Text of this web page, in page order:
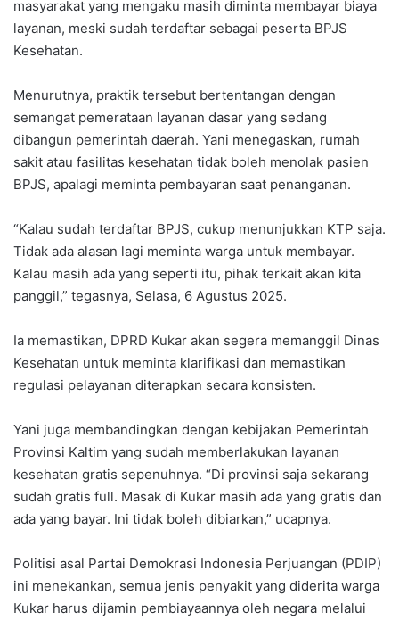
masyarakat yang mengaku masih diminta membayar biaya
layanan, meski sudah terdaftar sebagai peserta BPJS
Kesehatan.
Menurutnya, praktik tersebut bertentangan dengan
semangat pemerataan layanan dasar yang sedang
dibangun pemerintah daerah. Yani menegaskan, rumah
sakit atau fasilitas kesehatan tidak boleh menolak pasien
BPJS, apalagi meminta pembayaran saat penanganan.
“Kalau sudah terdaftar BPJS, cukup menunjukkan KTP saja.
Tidak ada alasan lagi meminta warga untuk membayar.
Kalau masih ada yang seperti itu, pihak terkait akan kita
panggil,” tegasnya, Selasa, 6 Agustus 2025.
Ia memastikan, DPRD Kukar akan segera memanggil Dinas
Kesehatan untuk meminta klarifikasi dan memastikan
regulasi pelayanan diterapkan secara konsisten.
Yani juga membandingkan dengan kebijakan Pemerintah
Provinsi Kaltim yang sudah memberlakukan layanan
kesehatan gratis sepenuhnya. “Di provinsi saja sekarang
sudah gratis full. Masak di Kukar masih ada yang gratis dan
ada yang bayar. Ini tidak boleh dibiarkan,” ucapnya.
Politisi asal Partai Demokrasi Indonesia Perjuangan (PDIP)
ini menekankan, semua jenis penyakit yang diderita warga
Kukar harus dijamin pembiayaannya oleh negara melalui